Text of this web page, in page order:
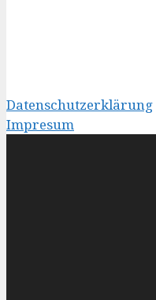
Datenschutzerklärung
Impresum